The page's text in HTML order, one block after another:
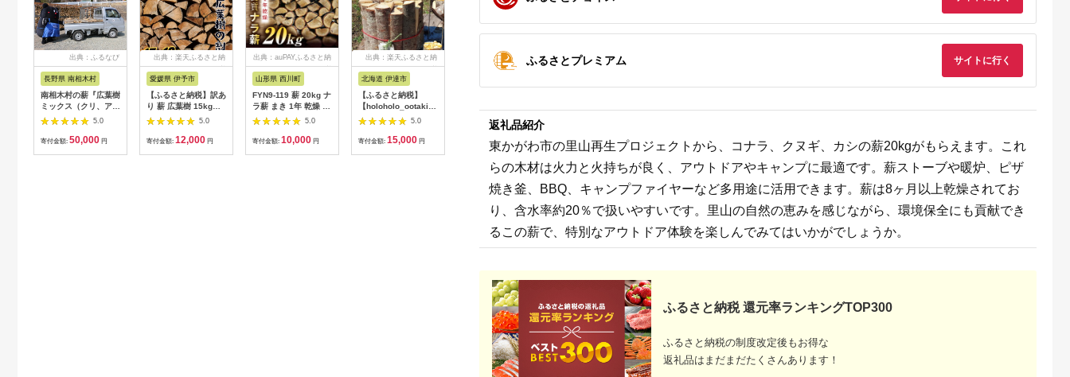
出典：ふるなび
長野県 南相木村
南相木村の薪『広葉樹
ミックス（クリ、アカ
シア、ケヤキ等）』
（1立米、軽トラック
1台分）～片道100キ
5.0
寄付金額: 50,000 円
出典：楽天ふるさと納
税
愛媛県 伊予市
【ふるさと納税】訳あ
り 薪 広葉樹 15kg〜
18kg 自然乾燥 菜の花
薪 割薪 アウトドア キ
ャンプ｜B218
5.0
寄付金額: 12,000 円
出典：auPAYふるさと納
税
山形県 西川町
FYN9-119 薪 20kg ナ
ラ薪 まき 1年 乾燥 マ
キ キャンプ アウトド
5.0
寄付金額: 10,000 円
出典：楽天ふるさと納
税
北海道 伊達市
【ふるさと納税】
【holoholo_ootaki】
＜ハンノキの薪＞
20cm 15kg＋komaki
セット 【農福連携】
5.0
寄付金額: 15,000 円
出典：楽天ふるさと納
しの国産高級木炭】岩
手切炭（GI）6kg×2
個 なら堅一級
5.0
寄付金額:22,000 円
出典：楽天ふるさと納
ドア 焚火 焚き火 暖炉
薪風呂 F4B-0307
寄付金額:7,000 円 寄付金額: 8,000
イラー 自然 火 炎 燃
料 焚火 暖炉 窯焼き
四国薪販売 焚火 キャ
ンプファイヤー 愛媛
県 鬼北町> ※離島へ
の配送不可
寄付金額: 23,000
出典：ふるさとプレミ
香川県 東かがわ市
品 キャンプ キャンプ
用品 BBQ 薪ストーブ
焚き火 香川 香川県 東
かがわ市 (配送不可:北
海道・沖縄県・離島地
域)
寄付金額:300,000 円
出典：楽天ふるさと
山形県 最上町
寄付金額:
ふるさとプレミアム サイトに行く
返礼品紹介
東かがわ市の里山再生プロジェクトから、コナラ、クヌギ、カシの薪20kgがもらえます。これ
らの木材は火力と火持ちが良く、アウトドアやキャンプに最適です。薪ストーブや暖炉、ピザ
焼き釜、BBQ、キャンプファイヤーなど多用途に活用できます。薪は8ヶ月以上乾燥されてお
り、含水率約20％で扱いやすいです。里山の自然の恵みを感じながら、環境保全にも貢献でき
るこの薪で、特別なアウトドア体験を楽しんでみてはいかがでしょうか。
ふるさと納税 還元率ランキングTOP300
ふるさと納税の制度改定後もお得な
返礼品はまだまだたくさんあります！